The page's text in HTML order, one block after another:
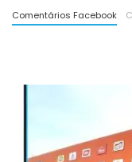
Comentários Facebook